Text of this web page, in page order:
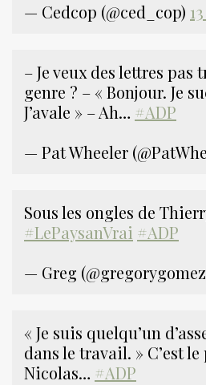
— Cedcop (@ced_cop)
– Je veux des lettres pas
genre ? – « Bonjour. Je
J’avale » – Ah… #ADP
— Pat Wheeler
Sous les ongles de
#LePaysanVrai #ADP
— Greg
« Je suis quelqu’un
dans le travail. » C’est
Nicolas… #ADP